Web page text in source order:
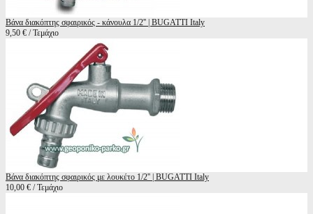
Βάνα διακόπτης σφαιρικός - κάνουλα 1/2'' | BUGATTI Italy
9,50 € / Τεμάχιο
Βάνα διακόπτης σφαιρικός με λουκέτο 1/2'' | BUGATTI Italy
10,00 € / Τεμάχιο